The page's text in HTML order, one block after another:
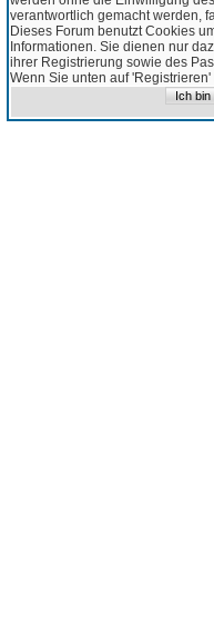
verantwortlich gemacht werden,
Dieses Forum benutzt Cookies
Informationen. Sie dienen nur
ihrer Registrierung sowie des
Wenn Sie unten auf